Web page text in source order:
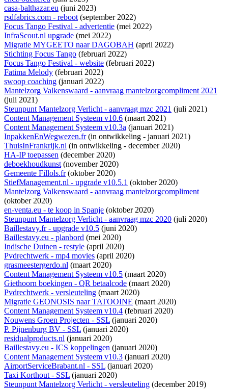
casa-balthazar.eu (juni 2023)
rsdfabrics.com - reboot(september 2022)
Focus Tango Festival - advertentie (mei 2022)
InfraScout.nl upgrade (mei 2022)
Migratie MYGEETO naar DAGOBAH (april 2022)
Stichting Focus Tango (februari 2022)
Focus Tango Festival - website (februari 2022)
Fatima Melody (februari 2022)
swoop coaching (januari 2022)
Mantelzorg Valkenswaard - aanvraag mantelzorgcompliment 2021
(juli 2021)
Steunpunt Mantelzorg Verlicht - aanvraag mzc 2021 (juli 2021)
Content Management Systeem v10.6 (maart 2021)
Content Management Systeem v10.3a (januari 2021)
InpakkenEnWegwezen.fr(in ontwikkeling - januari 2021)
ThuisInFrankrijk.nl (in ontwikkeling - december 2020)
HA-IP toepassen (december 2020)
deboekhoudkunst(november 2020)
Gemeente Fillols.fr(oktober 2020)
StiefManagement.nl - upgrade v10.5.1 (oktober 2020)
Mantelzorg Valkenswaard - aanvraag mantelzorgcompliment
(oktober 2020)
en-venta.eu - te koop in Spanje (oktober 2020)
Steunpunt Mantelzorg Verlicht - aanvraag mzc 2020 (juli 2020)
Baillestavy.fr - upgrade v10.5 (juni 2020)
Baillestavy.eu - planbord (mei 2020)
Indische Duinen - restyle (april 2020)
Pvdrechtwerk - mp4 movies (april 2020)
grasmeestergerdo.nl (maart 2020)
Content Management Systeem v10.5 (maart 2020)
Giethoorn boekingen - QR betaalcode (maart 2020)
Pvdrechtwerk - versleuteling (maart 2020)
Migratie GEONOSIS naar TATOOINE (maart 2020)
Content Management Systeem v10.4 (februari 2020)
Nouwens Groen Projecten - SSL (januari 2020)
P. Pijnenburg BV - SSL (januari 2020)
residualproducts.nl (januari 2020)
Baillestavy.eu - ICS koppelingen (januari 2020)
Content Management Systeem v10.3 (januari 2020)
AirportServiceBrabant.nl - SSL (januari 2020)
Taxi Korthout - SSL (januari 2020)
Steunpunt Mantelzorg Verlicht - versleuteling (december 2019)